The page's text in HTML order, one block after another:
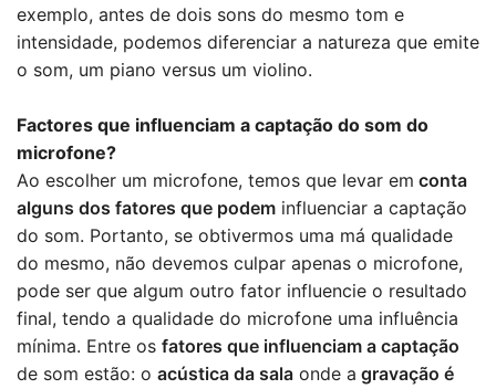
exemplo, antes de dois sons do mesmo tom e
intensidade, podemos diferenciar a natureza que emite
o som, um piano versus um violino.
Factores que influenciam a captação do som do
microfone?
Ao escolher um microfone, temos que levar em conta
alguns dos fatores que podem influenciar a captação
do som. Portanto, se obtivermos uma má qualidade
do mesmo, não devemos culpar apenas o microfone,
pode ser que algum outro fator influencie o resultado
final, tendo a qualidade do microfone uma influência
mínima. Entre os fatores que influenciam a captação
de som estão: o acústica da sala onde a gravação é